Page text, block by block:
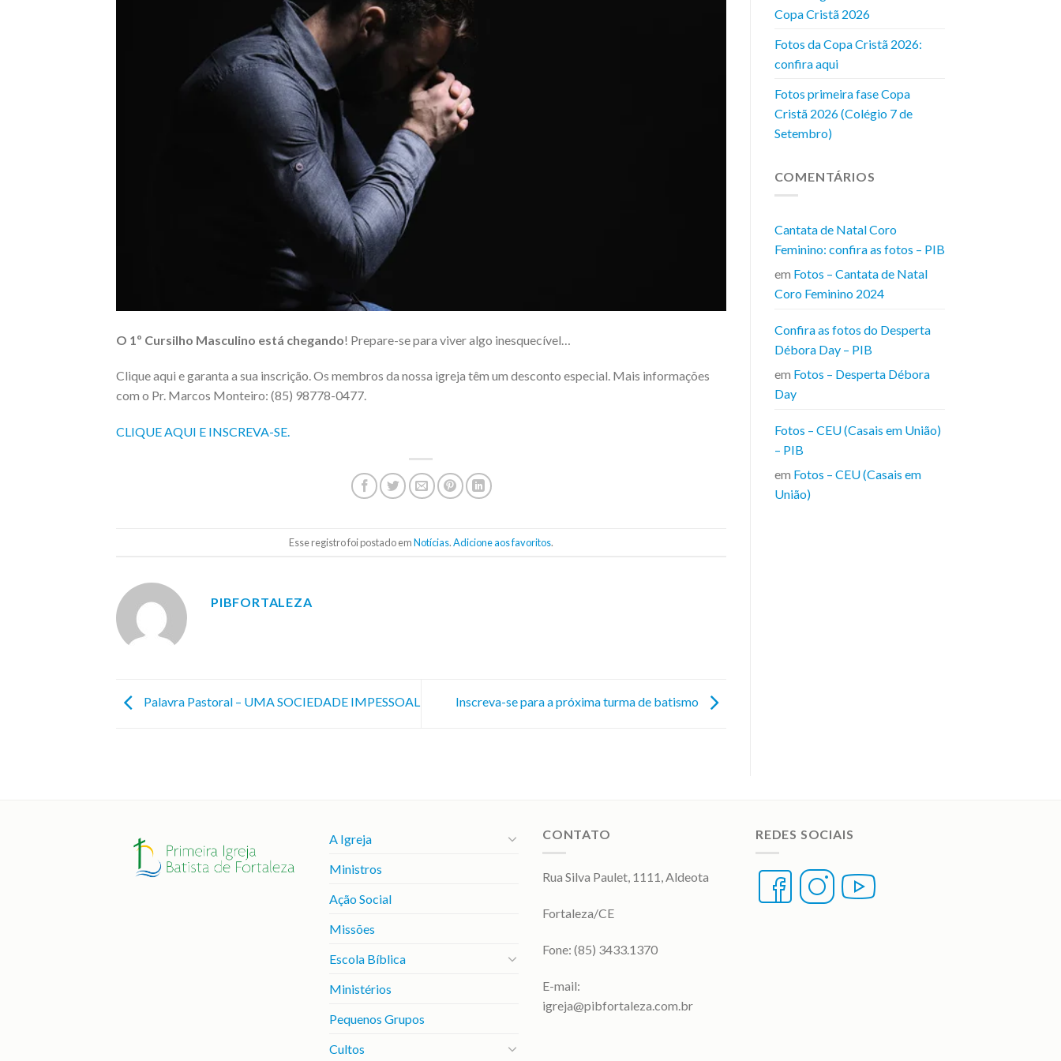
O 1º Cursilho Masculino está chegando! Prepare-se para viver algo inesquecível…
Clique aqui e garanta a sua inscrição. Os membros da nossa igreja têm um desconto especial. Mais informações
com o Pr. Marcos Monteiro: (85) 98778-0477.
CLIQUE AQUI E INSCREVA-SE.
Esse registro foi postado emNotícias.Adicione aos favoritos.
PIBFORTALEZA
Palavra Pastoral – UMA SOCIEDADE IMPESSOAL Inscreva-se para a próxima turma de batismo
Copa Cristã 2026
Fotos da Copa Cristã 2026:
confira aqui
Fotos primeira fase Copa
Cristã 2026 (Colégio 7 de
Setembro)
COMENTÁRIOS
Cantata de Natal Coro
Feminino: confira as fotos – PIB
em Fotos – Cantata de Natal
Coro Feminino 2024
Confira as fotos do Desperta
Débora Day – PIB
em Fotos – Desperta Débora
Day
Fotos – CEU (Casais em União)
– PIB
em Fotos – CEU (Casais em
União)
A Igreja
Ministros
Ação Social
Missões
Escola Bíblica
Ministérios
Pequenos Grupos
Cultos
CONTATO
Rua Silva Paulet, 1111, Aldeota
Fortaleza/CE
Fone: (85) 3433.1370
E-mail:
igreja@pibfortaleza.com.br
REDES SOCIAIS